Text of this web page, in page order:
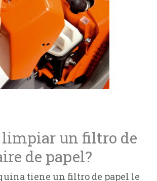
limpiar un filtro de
de papel?
tiene un filtro de papel le